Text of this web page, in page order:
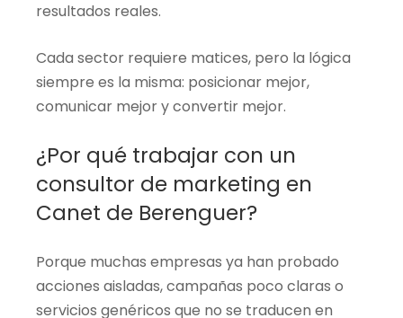
resultados reales.
Cada sector requiere matices, pero la lógica
siempre es la misma: posicionar mejor,
comunicar mejor y convertir mejor.
¿Por qué trabajar con un
consultor de marketing en
Canet de Berenguer?
Porque muchas empresas ya han probado
acciones aisladas, campañas poco claras o
servicios genéricos que no se traducen en